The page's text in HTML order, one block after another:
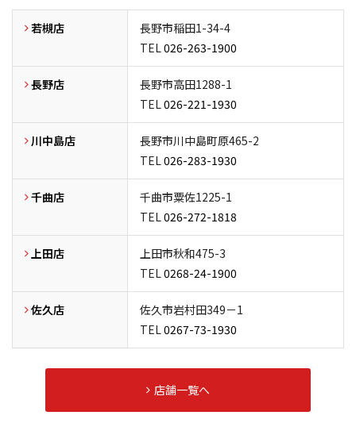
若槻店
長野市稲田1-34-4
TEL026-263-1900
長野店
長野市高田1288-1
TEL026-221-1930
川中島店
長野市川中島町原465-2
TEL026-283-1930
千曲店
千曲市粟佐1225-1
TEL026-272-1818
上田店
上田市秋和475-3
TEL0268-24-1900
佐久店
佐久市岩村田349－1
TEL0267-73-1930
店舗一覧へ